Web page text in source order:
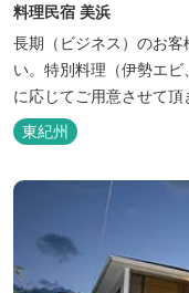
料理民宿 美浜
長期（ビジネス）のお
い。特別料理（伊勢エ
に応じてご用意させて頂
東紀州